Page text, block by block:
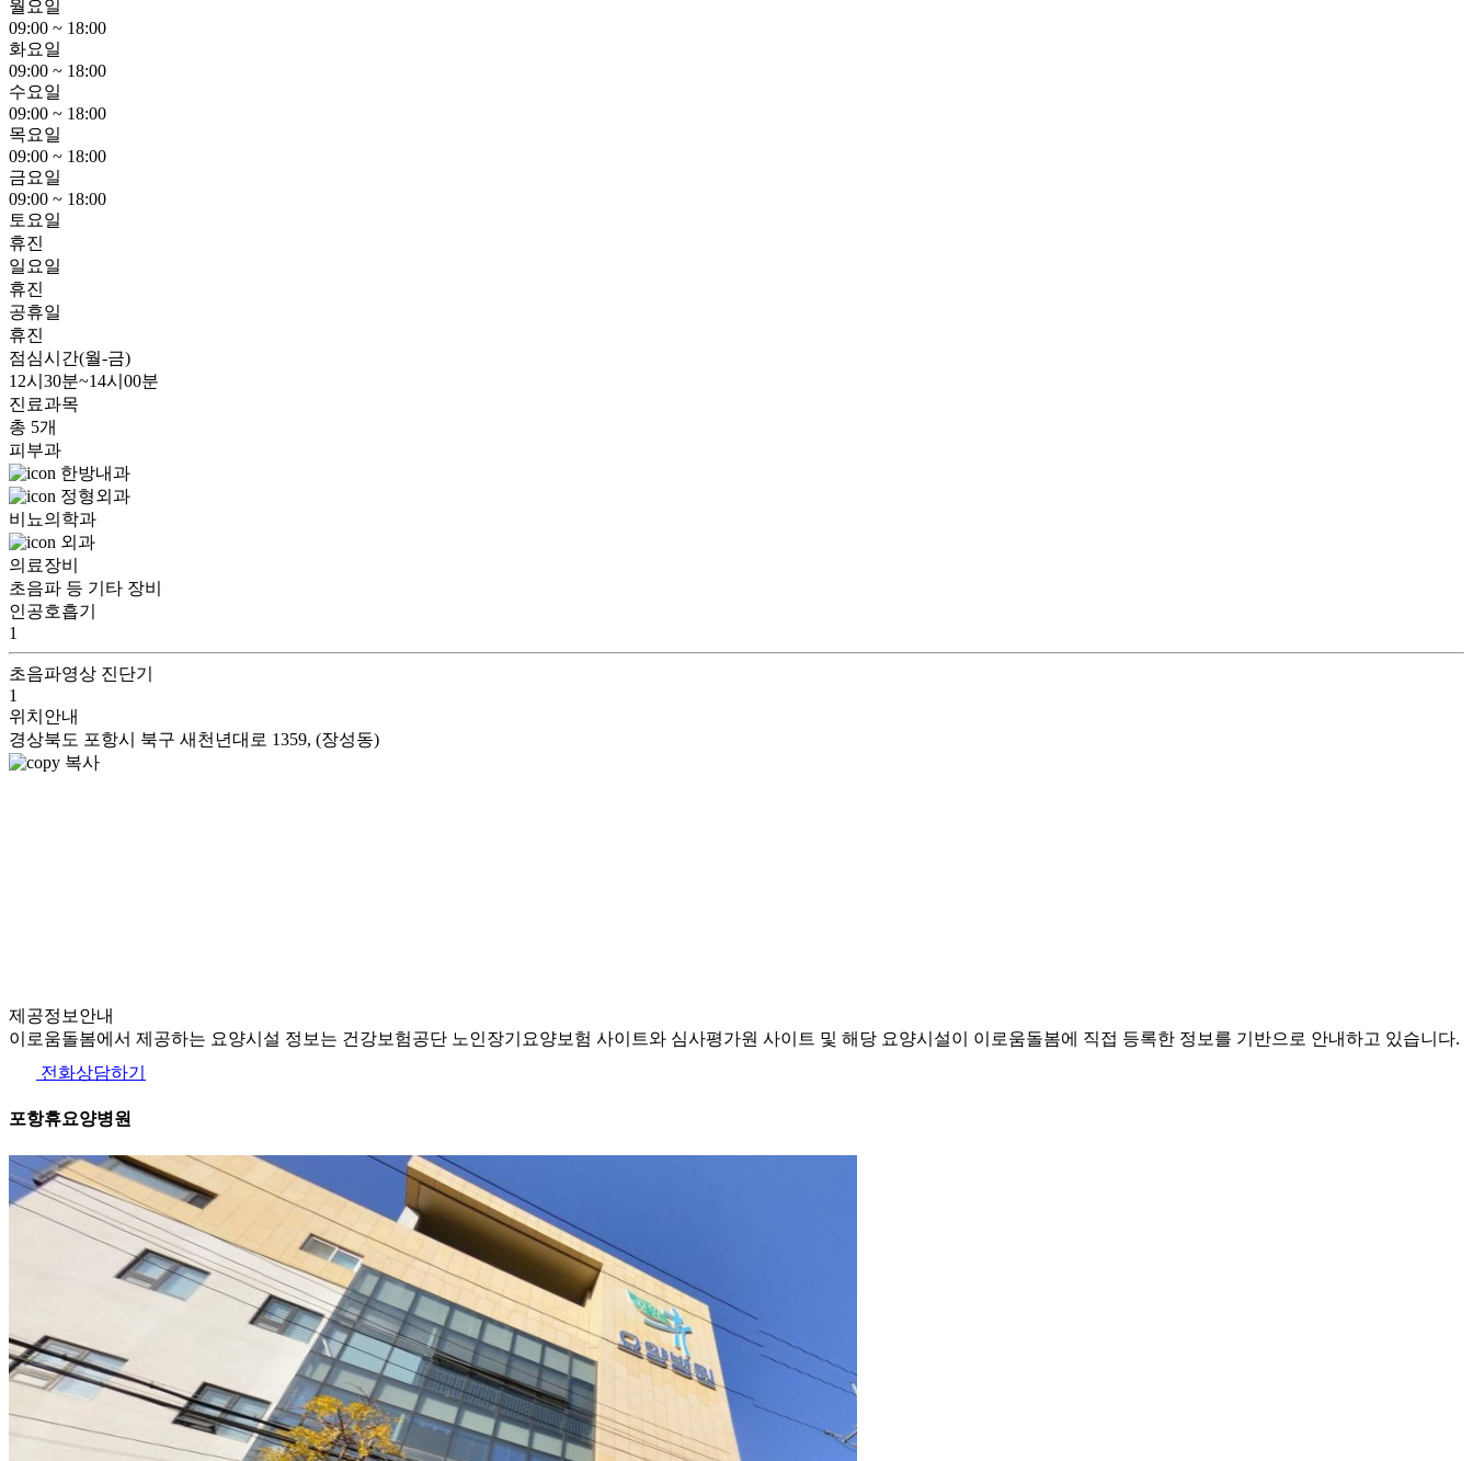
월요일
09:00 ~ 18:00
화요일
09:00 ~ 18:00
수요일
09:00 ~ 18:00
목요일
09:00 ~ 18:00
금요일
09:00 ~ 18:00
토요일
휴진
일요일
휴진
공휴일
휴진
점심시간(월-금)
12시30분~14시00분
진료과목
총 5개
피부과
한방내과
정형외과
비뇨의학과
외과
의료장비
초음파 등 기타 장비
인공호흡기
1
초음파영상 진단기
1
위치안내
경상북도 포항시 북구 새천년대로 1359, (장성동)
복사
제공정보안내
이로움돌봄에서 제공하는 요양시설 정보는 건강보험공단 노인장기요양보험 사이트와 심사평가원 사이트 및 해당 요양시설이 이로움돌봄에 직접 등록한 정보를 기반으로 안내하고 있습니다.
전화상담하기
포항휴요양병원